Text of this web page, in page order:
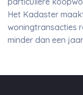
Het Kadaster
woningtransacties
minder dan een